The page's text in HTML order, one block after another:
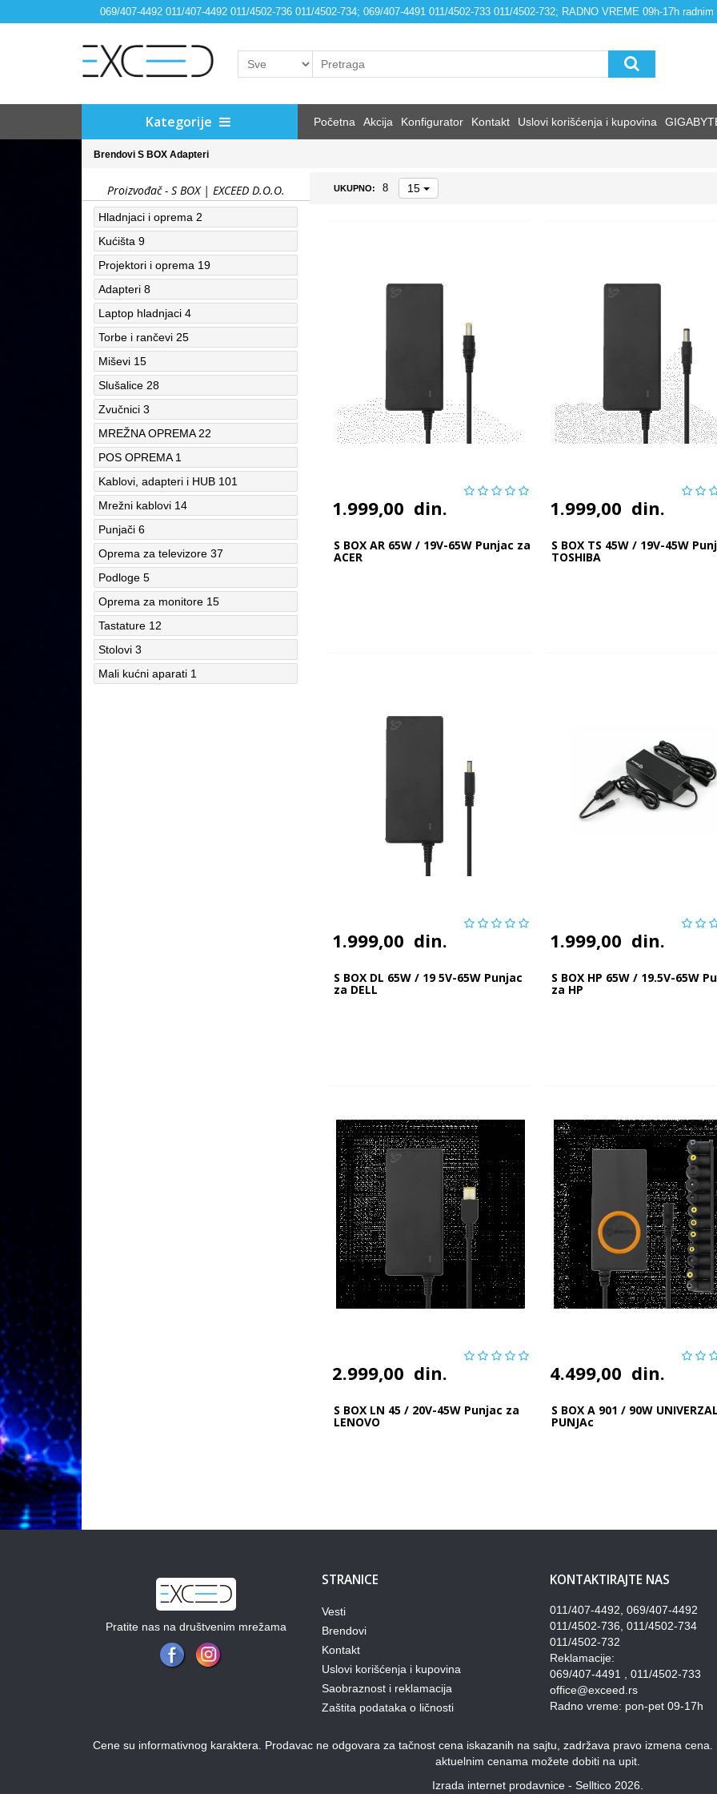
069/407-4492 011/407-4492 011/4502-736 011/4502-734; 069/407-4491 011/4502-733 011/4502-732; RADNO VREME 09h-17h radnim
Kategorije Početna Akcija Konfigurator Kontakt Uslovi korišćenja i kupovina
Brendovi S BOX Adapteri
Proizvođač - S BOX | EXCEED D.O.O.
Hladnjaci i oprema 2
Kućišta 9
Projektori i oprema 19
Adapteri 8
Laptop hladnjaci 4
Torbe i rančevi 25
Miševi 15
Slušalice 28
Zvučnici 3
MREŽNA OPREMA 22
POS OPREMA 1
Kablovi, adapteri i HUB 101
Mrežni kablovi 14
Punjači 6
Oprema za televizore 37
Podloge 5
Oprema za monitore 15
Tastature 12
Stolovi 3
Mali kućni aparati 1
UKUPNO: 8 15
1.999,00 din.
S BOX AR 65W / 19V-65W Punjac za
ACER
1.999,00 din.
S BOX TS 45W / 19V-45W
TOSHIBA
1.999,00 din.
S BOX DL 65W / 19 5V-65W Punjac
za DELL
1.999,00 din.
S BOX HP 65W / 19.5V-65W
za HP
2.999,00 din.
S BOX LN 45 / 20V-45W Punjac za
LENOVO
4.499,00 din.
S BOX A 901 / 90W
PUNJAc
Pratite nas na društvenim mrežama
STRANICE
Vesti
Brendovi
Kontakt
Uslovi korišćenja i kupovina
Saobraznost i reklamacija
Zaštita podataka o ličnosti
KONTAKTIRAJTE NAS
011/407-4492, 069/407-4492
011/4502-736, 011/4502-734
011/4502-732
Reklamacije:
069/407-4491 , 011/4502-733
office@exceed.rs
Radno vreme: pon-pet 09-17h
Cene su informativnog karaktera. Prodavac ne odgovara za tačnost cena iskazanih na sajtu, zadržava pravo izmena
aktuelnim cenama možete dobiti na upit.
Izrada internet prodavnice - Selltico 2026.